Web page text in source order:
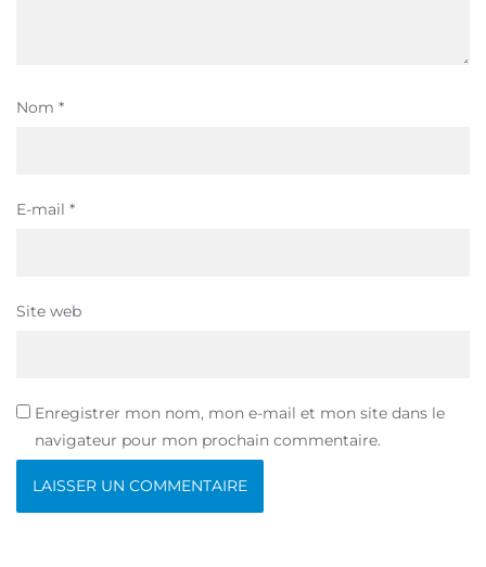
Nom *
E-mail *
Site web
Enregistrer mon nom, mon e-mail et mon site dans le
navigateur pour mon prochain commentaire.